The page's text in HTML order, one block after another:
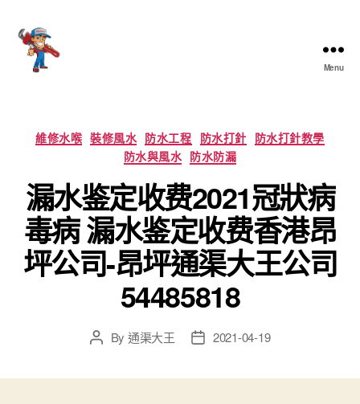
Menu
Categories
維修水喉 裝修風水 防水工程 防水打針 防水打針教學
防水與風水 防水防漏
漏水鉴定收费2021冠狀病
毒病 漏水鉴定收费香港昂
坪公司-昂坪通渠大王公司
54485818
PostBy 通渠大王
Post2021-04-19